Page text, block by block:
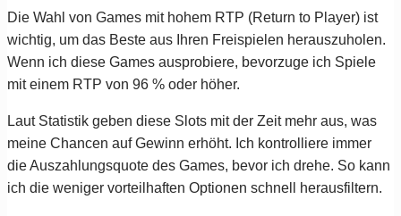
Die Wahl von Games mit hohem RTP (Return to Player) ist
wichtig, um das Beste aus Ihren Freispielen herauszuholen.
Wenn ich diese Games ausprobiere, bevorzuge ich Spiele
mit einem RTP von 96 % oder höher.
Laut Statistik geben diese Slots mit der Zeit mehr aus, was
meine Chancen auf Gewinn erhöht. Ich kontrolliere immer
die Auszahlungsquote des Games, bevor ich drehe. So kann
ich die weniger vorteilhaften Optionen schnell herausfiltern.